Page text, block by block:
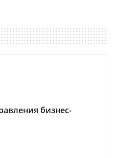
бизнес-